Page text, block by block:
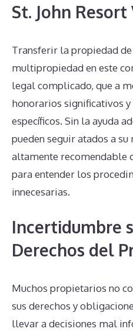
St. John
Transferir la propiedad de
multipropiedad en este
legal complicado, que a
honorarios significativos
específicos. Sin la ayuda
pueden seguir atados a
altamente recomendable
para entender los
innecesarias.
Incertidumbre
Derechos del
Muchos propietarios no
sus derechos y
llevar a decisiones mal